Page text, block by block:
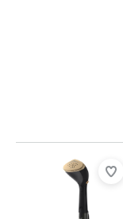
Beoordeling is 8,7 van